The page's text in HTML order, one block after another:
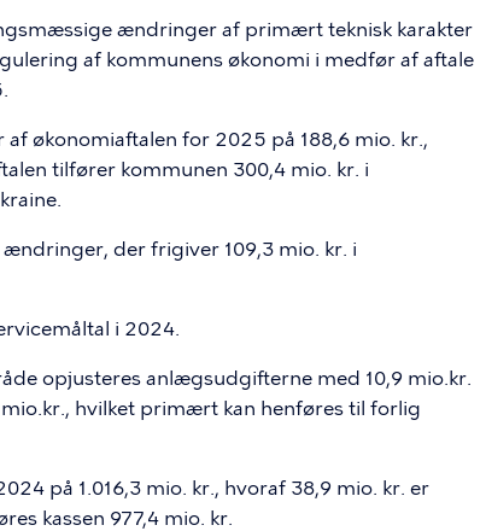
ændringer af primært teknisk karakter
af kommunens økonomi i medfør af aftale
økonomiaftalen for 2025 på 188,6 mio. kr.,
tilfører kommunen 300,4 mio. kr. i
der frigiver 109,3 mio. kr. i
i 2024.
opjusteres anlægsudgifterne med 10,9 mio.kr.
hvilket primært kan henføres til forlig
på 1.016,3 mio. kr., hvoraf 38,9 mio. kr. er
kassen 977,4 mio. kr.